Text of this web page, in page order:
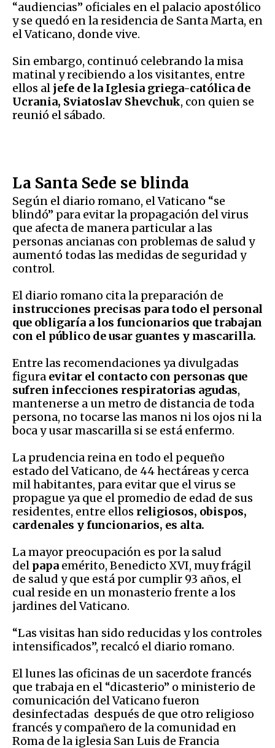
“audiencias” oficiales en el palacio apostólico
y se quedó en la residencia de Santa Marta, en
el Vaticano, donde vive.
Sin embargo, continuó celebrando la misa
matinal y recibiendo a los visitantes, entre
ellos al jefe de la Iglesia griega-católica de
Ucrania, Sviatoslav Shevchuk, con quien se
reunió el sábado.
La Santa Sede se blinda
Según el diario romano, el Vaticano “se
blindó” para evitar la propagación del virus
que afecta de manera particular a las
personas ancianas con problemas de salud y
aumentó todas las medidas de seguridad y
control.
El diario romano cita la preparación de
instrucciones precisas para todo el personal
que obligaría a los funcionarios que trabajan
con el público de usar guantes y mascarilla.
Entre las recomendaciones ya divulgadas
figura evitar el contacto con personas que
sufren infecciones respiratorias agudas,
mantenerse a un metro de distancia de toda
persona, no tocarse las manos ni los ojos ni la
boca y usar mascarilla si se está enfermo.
La prudencia reina en todo el pequeño
estado del Vaticano, de 44 hectáreas y cerca
mil habitantes, para evitar que el virus se
propague ya que el promedio de edad de sus
residentes, entre ellos religiosos, obispos,
cardenales y funcionarios, es alta.
La mayor preocupación es por la salud
del papa emérito, Benedicto XVI, muy frágil
de salud y que está por cumplir 93 años, el
cual reside en un monasterio frente a los
jardines del Vaticano.
“Las visitas han sido reducidas y los controles
intensificados”, recalcó el diario romano.
El lunes las oficinas de un sacerdote francés
que trabaja en el “dicasterio” o ministerio de
comunicación del Vaticano fueron
desinfectadas después de que otro religioso
francés y compañero de la comunidad en
Roma de la iglesia San Luis de Francia